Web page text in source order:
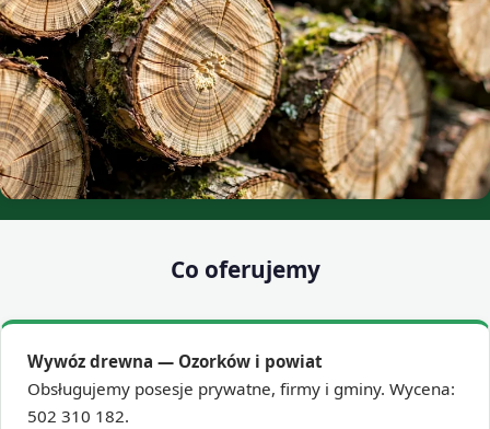
Co oferujemy
Wywóz drewna — Ozorków i powiat
Obsługujemy posesje prywatne, firmy i gminy. Wycena:
502 310 182.